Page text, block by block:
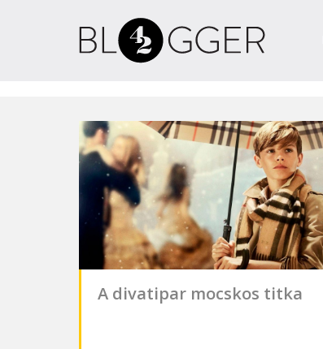
A divatipar mocskos titka